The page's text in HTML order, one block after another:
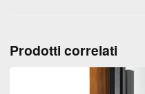
Prodotti correlati